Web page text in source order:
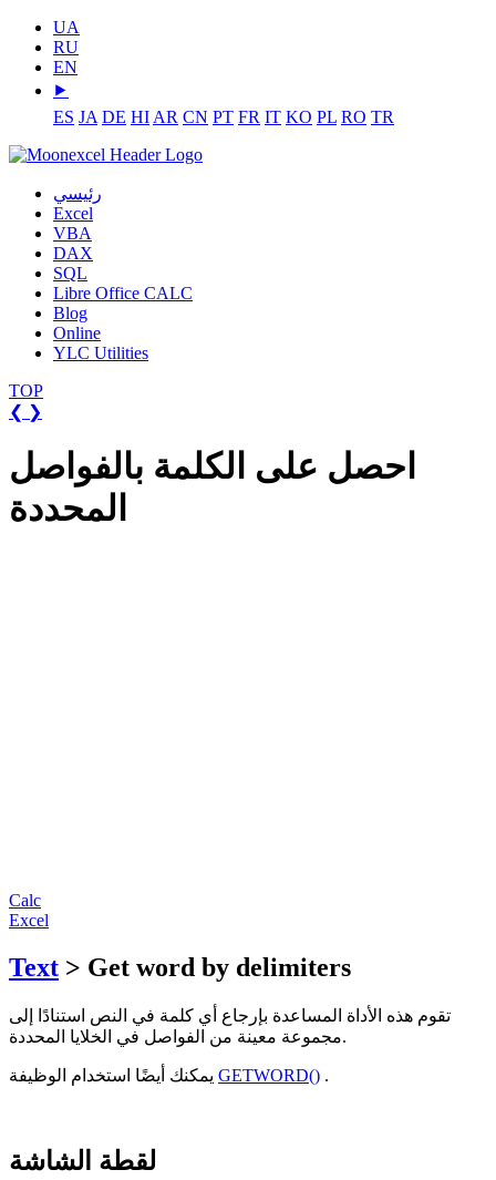
UA
RU
EN
⯈
ES JA DE HI AR CN PT FR IT KO PL RO TR
رئيسي
Excel
VBA
DAX
SQL
Libre Office CALC
Blog
Online
YLC Utilities
TOP
❮ ❯
احصل على الكلمة بالفواصل
المحددة
Calc
Excel
Text > Get word by delimiters
تقوم هذه الأداة المساعدة بإرجاع أي كلمة في النص استنادًا إلى
مجموعة معينة من الفواصل في الخلايا المحددة.
GETWORD() .
لقطة الشاشة